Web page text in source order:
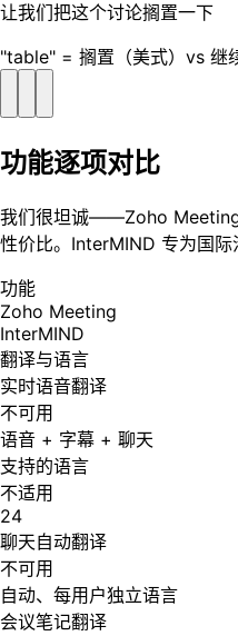
让我们把这个讨论搁置一下
"table" = 搁置（美式）vs 继
功能逐项对比
我们很坦诚——Zoho
性价比。InterMIND 专为国际
功能
Zoho Meeting
InterMIND
翻译与语言
实时语音翻译
不可用
语音 + 字幕 + 聊天
支持的语言
不适用
24
聊天自动翻译
不可用
自动、每用户独立语言
会议笔记翻译